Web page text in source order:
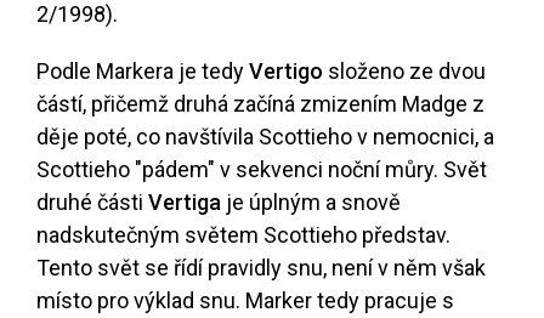
2/1998).
Podle Markera je tedyVertigo složeno ze dvou
částí, přičemž druhá začíná zmizením Madge z
děje poté, co navštívila Scottieho v nemocnici, a
Scottieho "pádem" v sekvenci noční můry. Svět
druhé části Vertiga je úplným a snově
nadskutečným světem Scottieho představ.
Tento svět se řídí pravidly snu, není v něm však
místo pro výklad snu. Marker tedy pracuje s